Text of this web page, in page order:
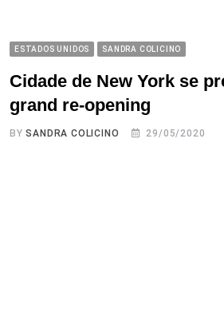
ESTADOS UNIDOS SANDRA COLICINO
Cidade de New York se
grand re-opening
BYSANDRA COLICINO 29/05/2020